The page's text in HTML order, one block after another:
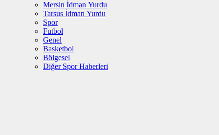
Mersin İdman Yurdu
Tarsus İdman Yurdu
Spor
Futbol
Genel
Basketbol
Bölgesel
Diğer Spor Haberleri